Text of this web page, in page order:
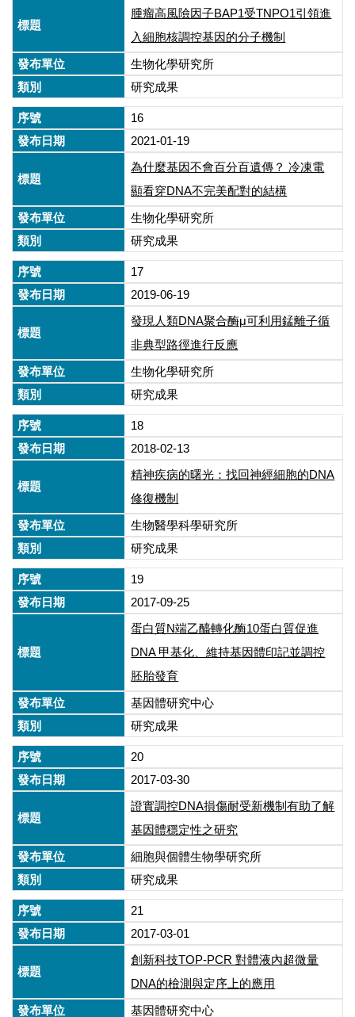
腫瘤高風險因子BAP1受TNPO1引領進
入細胞核調控基因的分子機制
生物化學研究所
研究成果
16
2021-01-19
為什麼基因不會百分百遺傳？ 冷凍電
顯看穿DNA不完美配對的結構
生物化學研究所
研究成果
17
2019-06-19
發現人類DNA聚合酶μ可利用錳離子循
非典型路徑進行反應
生物化學研究所
研究成果
18
2018-02-13
精神疾病的曙光：找回神經細胞的DNA
修復機制
生物醫學科學研究所
研究成果
19
2017-09-25
蛋白質N端乙醯轉化酶10蛋白質促進
DNA 甲基化、維持基因體印記並調控
胚胎發育
基因體研究中心
研究成果
20
2017-03-30
證實調控DNA損傷耐受新機制有助了解
基因體穩定性之研究
細胞與個體生物學研究所
研究成果
21
2017-03-01
創新科技TOP-PCR 對體液內超微量
DNA的檢測與定序上的應用
基因體研究中心